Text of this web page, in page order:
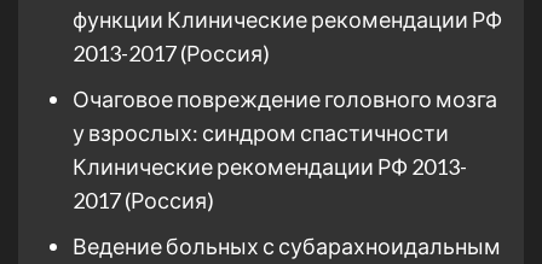
функции Клинические рекомендации РФ
2013-2017 (Россия)
Очаговое повреждение головного мозга
у взрослых: синдром спастичности
Клинические рекомендации РФ 2013-
2017 (Россия)
Ведение больных с субарахноидальным